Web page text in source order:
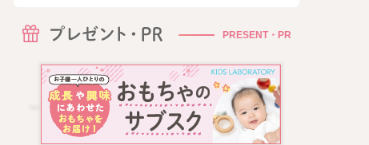
PRESENT・PR